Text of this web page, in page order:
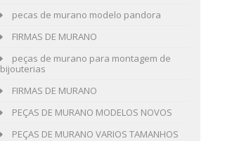
pecas de murano modelo pandora
FIRMAS DE MURANO
peças de murano para montagem de
bijouterias
FIRMAS DE MURANO
PEÇAS DE MURANO MODELOS NOVOS
PEÇAS DE MURANO VARIOS TAMANHOS